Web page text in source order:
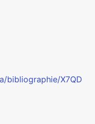
bibliographie/X7QD